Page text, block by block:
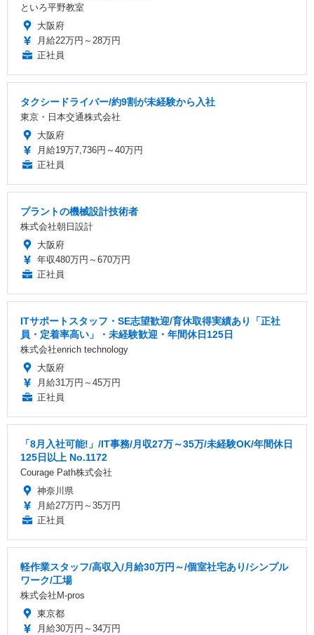
といろ平野教室
大阪府
月給22万円～28万円
正社員
タクシードライバー/約9割が未経験から入社
東京・日本交通株式会社
大阪府
月給19万7,736円～40万円
正社員
プラントの機械設計技術者
株式会社朝日設計
大阪府
年収480万円～670万円
正社員
ITサポートスタッフ・SE志望歓迎/育休取得実績あり「正社
員・定着率高い」・未経験歓迎・年間休日125日
株式会社enrich technology
大阪府
月給31万円～45万円
正社員
「8月入社可能!」/IT事務/月収27万～35万/未経験OK/年間休日
125日以上 No.1172
Courage Path株式会社
神奈川県
月給27万円～35万円
正社員
軽作業スタッフ/高収入/月給30万円～/個室社宅あり/シンプル
ワーク/工場
株式会社M-pros
東京都
月給30万円～34万円